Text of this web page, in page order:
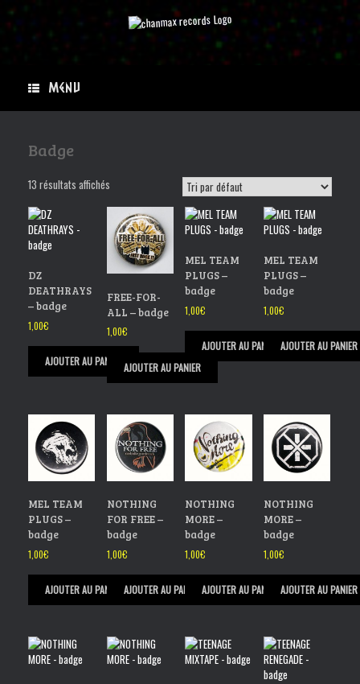
Menu
Badge
13 résultats affichés
DZ
DEATHRAYS
– badge
1,00€
AJOUTER AU PANIER
FREE-FOR-
ALL – badge
1,00€
AJOUTER AU PANIER
MEL TEAM
PLUGS –
badge
1,00€
AJOUTER AU PANIER
MEL TEAM
PLUGS –
badge
1,00€
AJOUTER AU PANIER
MEL TEAM
PLUGS –
badge
1,00€
AJOUTER AU PANIER
NOTHING
FOR FREE –
badge
1,00€
AJOUTER AU PANIER
NOTHING
MORE –
badge
1,00€
AJOUTER AU PANIER
NOTHING
MORE –
badge
1,00€
AJOUTER AU PANIER